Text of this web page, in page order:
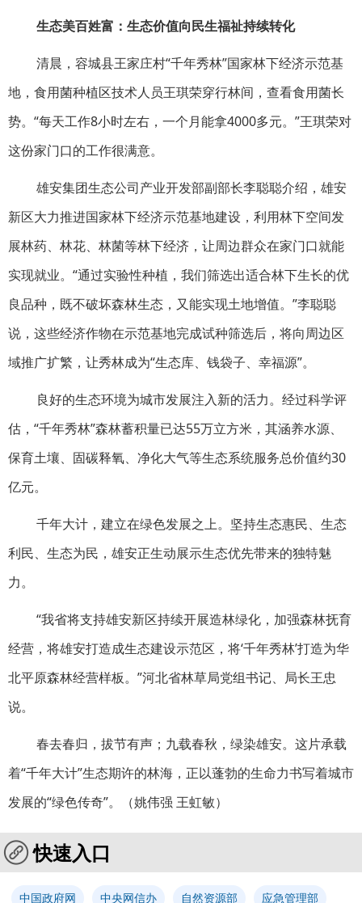
生态美百姓富： 生态价值向民生福祉持续转化
清晨，容城县王家庄村“千年秀林”国家林下经济示范基
地，食用菌种植区技术人员王琪荣穿行林间，查看食用菌长
势。“每天工作8小时左右，一个月能拿4000多元。”王琪荣对
这份家门口的工作很满意。
雄安集团生态公司产业开发部副部长李聪聪介绍，雄安
新区大力推进国家林下经济示范基地建设，利用林下空间发
展林药、林花、林菌等林下经济，让周边群众在家门口就能
实现就业。“通过实验性种植，我们筛选出适合林下生长的优
良品种，既不破坏森林生态，又能实现土地增值。”李聪聪
说，这些经济作物在示范基地完成试种筛选后，将向周边区
域推广扩繁，让秀林成为“生态库、钱袋子、幸福源”。
良好的生态环境为城市发展注入新的活力。经过科学评
估，“千年秀林”森林蓄积量已达55万立方米，其涵养水源、
保育土壤、固碳释氧、净化大气等生态系统服务总价值约30
亿元。
千年大计，建立在绿色发展之上。坚持生态惠民、生态
利民、生态为民，雄安正生动展示生态优先带来的独特魅
力。
“我省将支持雄安新区持续开展造林绿化，加强森林抚育
经营，将雄安打造成生态建设示范区，将‘千年秀林’打造为华
北平原森林经营样板。”河北省林草局党组书记、局长王忠
说。
春去春归，拔节有声；九载春秋，绿染雄安。这片承载
着“千年大计”生态期许的林海，正以蓬勃的生命力书写着城市
发展的“绿色传奇”。（姚伟强 王虹敏）
快速入口
中国政府网 中央网信办 自然资源部 应急管理部